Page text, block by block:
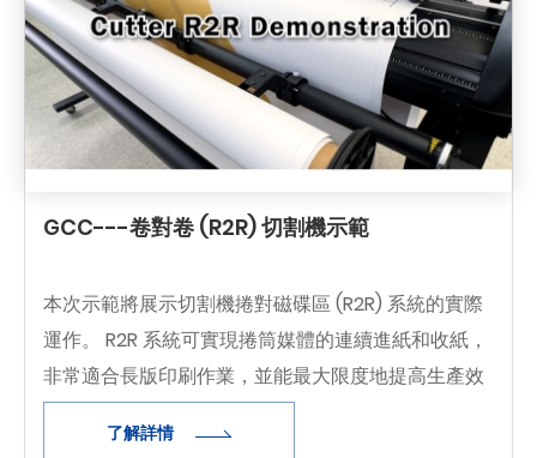
GCC---卷對卷 (R2R) 切割機示範
本次示範將展示切割機捲對磁碟區 (R2R) 系統的實際
運作。 R2R 系統可實現捲筒媒體的連續進紙和收紙，
非常適合長版印刷作業，並能最大限度地提高生產效
率。
了解詳情